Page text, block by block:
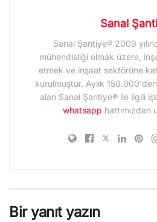
Sanal
Sanal Şantiye® 2009
mühendisliği olmak üzere,
etmek ve inşaat sektörüne
kurulmuştur. Aylık
alan Sanal Şantiye® ile ilgili
whatsapp hattımızdan
Bir yanıt yazın